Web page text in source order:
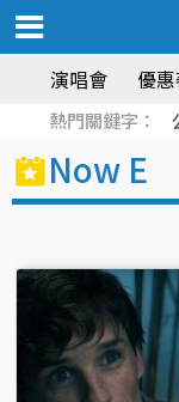
演唱會 優
熱門關鍵字：
Now E